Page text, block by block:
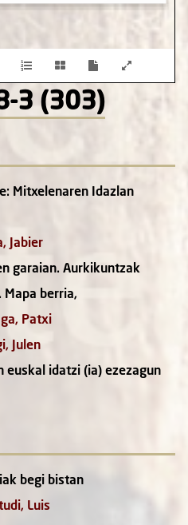
3 (303)
Mitxelenaren Idazlan
Jabier
garaian. Aurkikuntzak
berria,
Patxi
Julen
euskal idatzi (ia) ezezagun
begi bistan
Luis